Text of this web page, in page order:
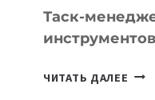
Таск-
ЧИТАТЬ ДАЛЕЕ ТАСК-